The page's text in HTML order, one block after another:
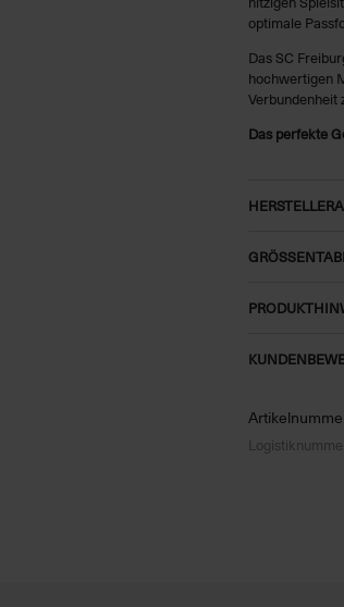
optimale
Das SC
hochwertigen
Verbundenheit
Das perfekte